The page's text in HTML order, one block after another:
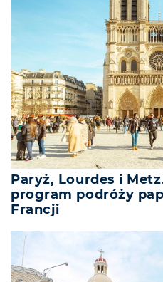
Paryż, Lourdes i
program podróży
Francji